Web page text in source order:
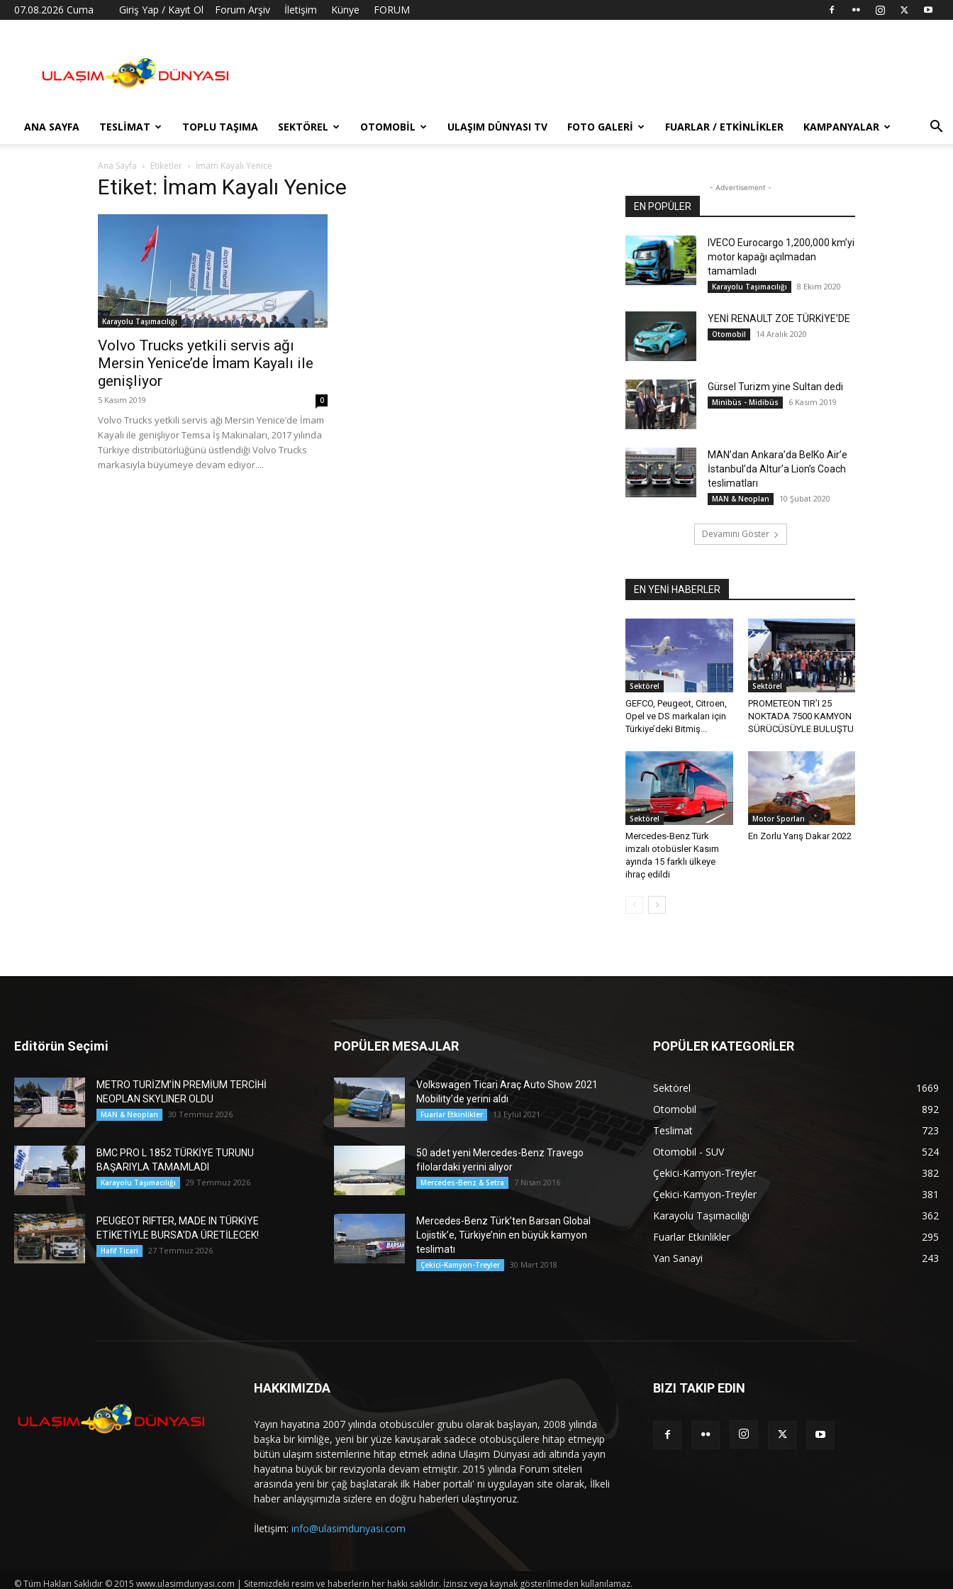
07.08.2026 Cuma Giriş Yap / Kayıt Ol Forum Arşiv İletişim Künye FORUM
Dünyası
ANA SAYFA TESLIMAT TOPLU TAŞIMA SEKTÖREL OTOMOBIL ULAŞIM DÜNYASI TV FOTO GALERI FUARLAR / ETKINLIKLER KAMPANYALAR
Ana Sayfa Etiketler İmam Kayalı Yenice
Etiket: İmam Kayalı Yenice
Karayolu Taşımacılığı
Volvo Trucks yetkili servis ağı
Mersin Yenice’de İmam Kayalı ile
genişliyor
5 Kasım 2019 0
Volvo Trucks yetkili servis ağı Mersin Yenice’de İmam
Kayalı ile genişliyor Temsa İş Makinaları, 2017 yılında
Türkiye distribütörlüğünü üstlendiği Volvo Trucks
markasıyla büyümeye devam ediyor....
- Advertisement -
EN POPÜLER
IVECO Eurocargo 1,200,000 km’yi
motor kapağı açılmadan
tamamladı
Karayolu Taşımacılığı 8 Ekim 2020
YENİ RENAULT ZOE TÜRKİYE’DE
Otomobil 14 Aralık 2020
Gürsel Turizm yine Sultan dedi
Minibüs - Midibüs 6 Kasım 2019
MAN’dan Ankara’da BelKo Air’e
İstanbul’da Altur’a Lion’s Coach
teslimatları
MAN & Neoplan 10 Şubat 2020
Devamını Göster
EN YENİ HABERLER
Sektörel
GEFCO, Peugeot, Citroen,
Opel ve DS markaları için
Türkiye’deki Bitmiş...
Sektörel
PROMETEON TIR’I 25
NOKTADA 7500 KAMYON
SÜRÜCÜSÜYLE BULUŞTU
Sektörel
Mercedes-Benz Türk
imzalı otobüsler Kasım
ayında 15 farklı ülkeye
ihraç edildi
Motor Sporları
En Zorlu Yarış Dakar 2022
Editörün Seçimi
METRO TURİZM’İN PREMİUM TERCİHİ
NEOPLAN SKYLINER OLDU
MAN & Neoplan 30 Temmuz 2026
BMC PRO L 1852 TÜRKİYE TURUNU
BAŞARIYLA TAMAMLADI
Karayolu Taşımacılığı 29 Temmuz 2026
PEUGEOT RIFTER, MADE IN TÜRKİYE
ETİKETİYLE BURSA’DA ÜRETİLECEK!
Hafif Ticari 27 Temmuz 2026
POPÜLER MESAJLAR
Volkswagen Ticari Araç Auto Show 2021
Mobility’de yerini aldı
Fuarlar Etkinlikler 13 Eylül 2021
50 adet yeni Mercedes-Benz Travego
filolardaki yerini alıyor
Mercedes-Benz & Setra 7 Nisan 2016
Mercedes-Benz Türk’ten Barsan Global
Lojistik’e, Türkiye’nin en büyük kamyon
teslimatı
Çekici-Kamyon-Treyler 30 Mart 2018
POPÜLER KATEGORİLER
Sektörel
1669
Otomobil
892
Teslimat
723
Otomobil - SUV
524
Çekici-Kamyon-Treyler
382
Çekici-Kamyon-Treyler
381
Karayolu Taşımacılığı
362
Fuarlar Etkinlikler
295
Yan Sanayi
243
HAKKIMIZDA
Yayın hayatına 2007 yılında otobüscüler grubu olarak başlayan, 2008 yılında
başka bir kimliğe, yeni bir yüze kavuşarak sadece otobüsçülere hitap etmeyip
bütün ulaşım sistemlerine hitap etmek adına Ulaşım Dünyası adı altında yayın
hayatına büyük bir revizyonla devam etmiştir. 2015 yılında Forum siteleri
arasında yeni bir çağ başlatarak ilk Haber portalı' nı uygulayan site olarak, İlkeli
haber anlayışımızla sizlere en doğru haberleri ulaştırıyoruz.
İletişim: info@ulasimdunyasi.com
BIZI TAKIP EDIN
© Tüm Hakları Saklıdır © 2015 www.ulasimdunyasi.com | Sitemizdeki resim ve haberlerin her hakkı saklıdır. İzinsiz veya kaynak gösterilmeden kullanılamaz.